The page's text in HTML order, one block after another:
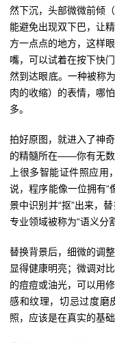
然下沉，头部微微前倾
能避免出现双下巴，让
方一点点的地方，这样
嘴，可以试着在按下快
然到达眼底。一种被称
肉的收缩）的表情，哪
多。
拍好原图，就进入了神
的精髓所在——你有无数
上很多智能证件照应
说，程序能像一位拥有“
景中识别并“抠”出来，
专业领域被称为“语义分
替换背景后，细微的调
显得健康明亮；微调对
的痘痘或油光，可以用
感和纹理，切忌过度磨
照，应该是在真实的基